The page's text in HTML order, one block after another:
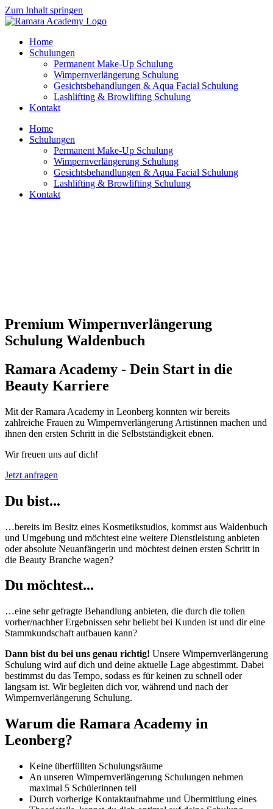
Zum Inhalt springen
Home
Schulungen
Permanent Make-Up Schulung
Wimpernverlängerung Schulung
Gesichtsbehandlungen & Aqua Facial Schulung
Lashlifting & Browlifting Schulung
Kontakt
Home
Schulungen
Permanent Make-Up Schulung
Wimpernverlängerung Schulung
Gesichtsbehandlungen & Aqua Facial Schulung
Lashlifting & Browlifting Schulung
Kontakt
Premium Wimpernverlängerung
Schulung Waldenbuch
Ramara Academy - Dein Start in die
Beauty Karriere
Mit der Ramara Academy in Leonberg konnten wir bereits
zahlreiche Frauen zu Wimpernverlängerung Artistinnen machen und
ihnen den ersten Schritt in die Selbstständigkeit ebnen.
Wir freuen uns auf dich!
Jetzt anfragen
Du bist...
…bereits im Besitz eines Kosmetikstudios, kommst aus Waldenbuch
und Umgebung und möchtest eine weitere Dienstleistung anbieten
oder absolute Neuanfängerin und möchtest deinen ersten Schritt in
die Beauty Branche wagen?
Du möchtest...
…eine sehr gefragte Behandlung anbieten, die durch die tollen
vorher/nachher Ergebnissen sehr beliebt bei Kunden ist und dir eine
Stammkundschaft aufbauen kann?
Dann bist du bei uns genau richtig! Unsere Wimpernverlängerung
Schulung wird auf dich und deine aktuelle Lage abgestimmt. Dabei
bestimmst du das Tempo, sodass es für keinen zu schnell oder
langsam ist. Wir begleiten dich vor, während und nach der
Wimpernverlängerung Schulung.
Warum die Ramara Academy in
Leonberg?
Keine überfüllten Schulungsräume
An unseren Wimpernverlängerung Schulungen nehmen
maximal 5 Schülerinnen teil
Durch vorherige Kontaktaufnahme und Übermittlung eines